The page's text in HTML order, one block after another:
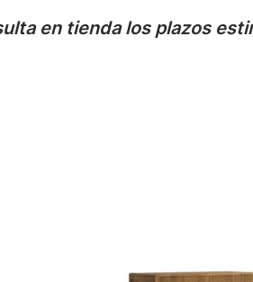
en tienda los plazos